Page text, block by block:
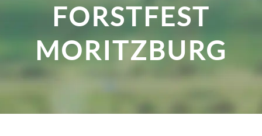
FORSTFEST
MORITZBURG